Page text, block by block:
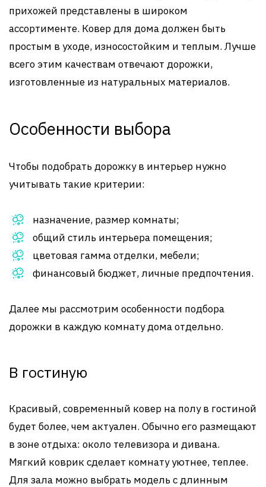
прихожей представлены в широком
ассортименте. Ковер для дома должен быть
простым в уходе, износостойким и теплым. Лучше
всего этим качествам отвечают дорожки,
изготовленные из натуральных материалов.
Особенности выбора
Чтобы подобрать дорожку в интерьер нужно
учитывать такие критерии:
назначение, размер комнаты;
общий стиль интерьера помещения;
цветовая гамма отделки, мебели;
финансовый бюджет, личные предпочтения.
Далее мы рассмотрим особенности подбора
дорожки в каждую комнату дома отдельно.
В гостиную
Красивый, современный ковер на полу в гостиной
будет более, чем актуален. Обычно его размещают
в зоне отдыха: около телевизора и дивана.
Мягкий коврик сделает комнату уютнее, теплее.
Для зала можно выбрать модель с длинным